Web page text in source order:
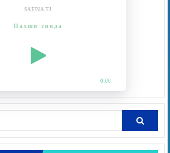
SAFINA.TJ
Пахши зинда
0:00